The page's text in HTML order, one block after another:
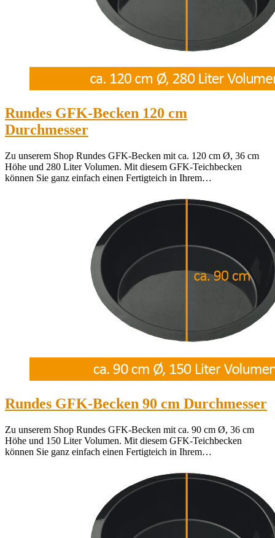
Rundes GFK-Becken 120 cm
Durchmesser
Zu unserem Shop Rundes GFK-Becken mit ca. 120 cm Ø, 36 cm
Höhe und 280 Liter Volumen. Mit diesem GFK-Teichbecken
können Sie ganz einfach einen Fertigteich in Ihrem…
Rundes GFK-Becken 90 cm Durchmesser
Zu unserem Shop Rundes GFK-Becken mit ca. 90 cm Ø, 36 cm
Höhe und 150 Liter Volumen. Mit diesem GFK-Teichbecken
können Sie ganz einfach einen Fertigteich in Ihrem…